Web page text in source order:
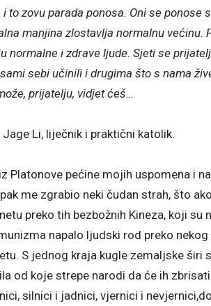
to zovu parada ponosa. Oni se ponose
manjina zlostavlja normalnu većinu.
normalne i zdrave ljude. Sjeti se
sebi učinili i drugima što s nama
prijatelju, vidjet ćeš…
Li, liječnik i praktični katolik.
Platonove pećine mojih uspomena i
me zgrabio neki čudan strah, što
preko tih bezbožnih Kineza, koji su
napalo ljudski rod preko nekog
S jednog kraja kugle zemaljske širi
od koje strepe narodi da će ih
silnici i jadnici, vjernici i